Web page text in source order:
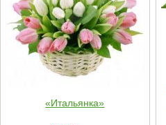
«Итальянка»